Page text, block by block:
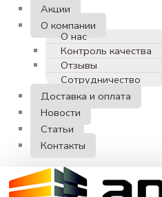
Акции
О компании
О нас
Контроль качества
Отзывы
Сотрудничество
Доставка и оплата
Новости
Статьи
Контакты